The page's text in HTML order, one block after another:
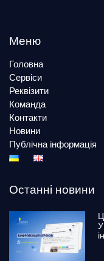
Меню
Головна
Сервіси
Реквізити
Команда
Контакти
Новини
Публічна інформація
Останні новини